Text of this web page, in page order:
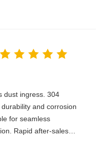
dust ingress. 304
and corrosion
for seamless
Rapid after-sales